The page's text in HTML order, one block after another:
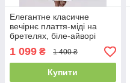
Елегантне класичне
вечірнє плаття-міді на
бретелях, біле-айворі
1 099 ₴ 1 400 ₴
Купити